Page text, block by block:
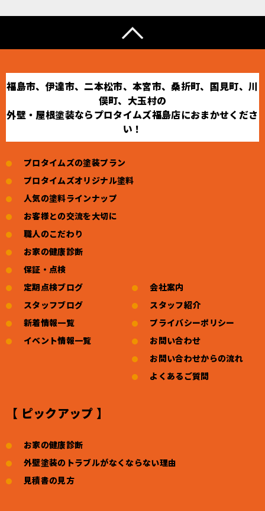
福島市、伊達市、二本松市、本宮市、桑折町、国見町、川
俣町、大玉村の
外壁・屋根塗装ならプロタイムズ福島店におまかせくださ
い！
プロタイムズの塗装プラン
プロタイムズオリジナル塗料
人気の塗料ラインナップ
お客様との交流を大切に
職人のこだわり
お家の健康診断
保証・点検
定期点検ブログ
スタッフブログ
新着情報一覧
イベント情報一覧
会社案内
スタッフ紹介
プライバシーポリシー
お問い合わせ
お問い合わせからの流れ
よくあるご質問
【 ピックアップ 】
お家の健康診断
外壁塗装のトラブルがなくならない理由
見積書の見方